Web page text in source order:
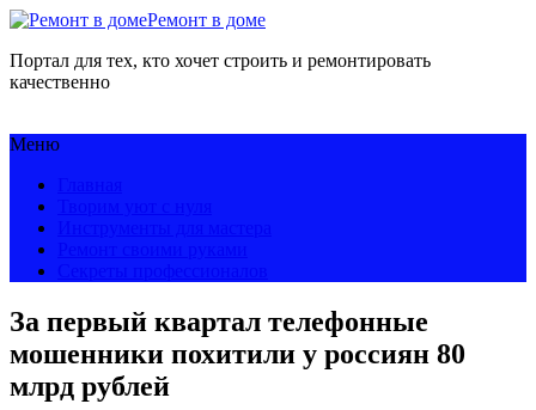
Ремонт в доме
Портал для тех, кто хочет строить и ремонтировать
качественно
Меню
За первый квартал телефонные
мошенники похитили у россиян 80
млрд рублей